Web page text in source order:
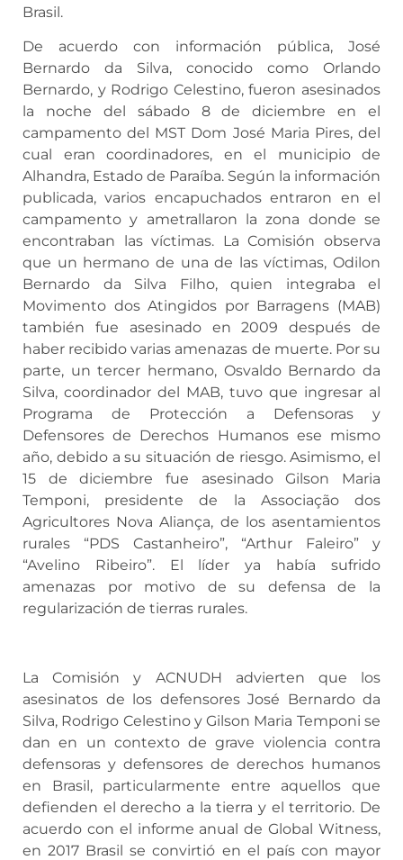
Brasil.
De acuerdo con información pública, José
Bernardo da Silva, conocido como Orlando
Bernardo, y Rodrigo Celestino, fueron asesinados
la noche del sábado 8 de diciembre en el
campamento del MST Dom José Maria Pires, del
cual eran coordinadores, en el municipio de
Alhandra, Estado de Paraíba. Según la información
publicada, varios encapuchados entraron en el
campamento y ametrallaron la zona donde se
encontraban las víctimas. La Comisión observa
que un hermano de una de las víctimas, Odilon
Bernardo da Silva Filho, quien integraba el
Movimento dos Atingidos por Barragens (MAB)
también fue asesinado en 2009 después de
haber recibido varias amenazas de muerte. Por su
parte, un tercer hermano, Osvaldo Bernardo da
Silva, coordinador del MAB, tuvo que ingresar al
Programa de Protección a Defensoras y
Defensores de Derechos Humanos ese mismo
año, debido a su situación de riesgo. Asimismo, el
15 de diciembre fue asesinado Gilson Maria
Temponi, presidente de la Associação dos
Agricultores Nova Aliança, de los asentamientos
rurales “PDS Castanheiro”, “Arthur Faleiro” y
“Avelino Ribeiro”. El líder ya había sufrido
amenazas por motivo de su defensa de la
regularización de tierras rurales.
La Comisión y ACNUDH advierten que los
asesinatos de los defensores José Bernardo da
Silva, Rodrigo Celestino y Gilson Maria Temponi se
dan en un contexto de grave violencia contra
defensoras y defensores de derechos humanos
en Brasil, particularmente entre aquellos que
defienden el derecho a la tierra y el territorio. De
acuerdo con el informe anual de Global Witness,
en 2017 Brasil se convirtió en el país con mayor